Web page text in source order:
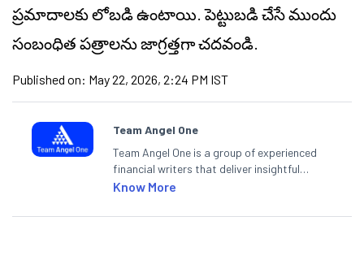
ప్రమాదాలకు లోబడి ఉంటాయి. పెట్టుబడి చేసే ముందు
సంబంధిత పత్రాలను జాగ్రత్తగా చదవండి.
Published on: May 22, 2026, 2:24 PM IST
Team Angel One
Team Angel One is a group of experienced
financial writers that deliver insightful
articles on the stock market, IPO, economy,
categories.
Know More